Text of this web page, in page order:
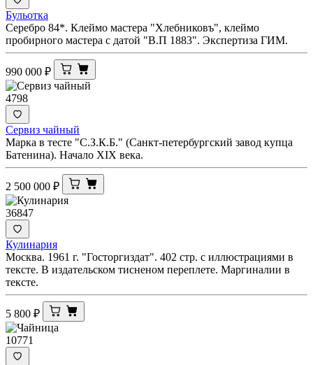
Бульотка
Серебро 84*. Клеймо мастера "Хлебниковъ", клеймо
пробирного мастера с датой "В.П 1883". Экспертиза ГИМ.
990 000 ₽
4798
Сервиз чайный
Марка в тесте "С.З.К.Б." (Санкт-петербургский завод купца
Батенина). Начало XIX века.
2 500 000 ₽
36847
Кулинария
Москва. 1961 г. "Госторгиздат". 402 стр. с иллюстрациями в
тексте. В издательском тисненом переплете. Маргиналии в
тексте.
5 800 ₽
10771